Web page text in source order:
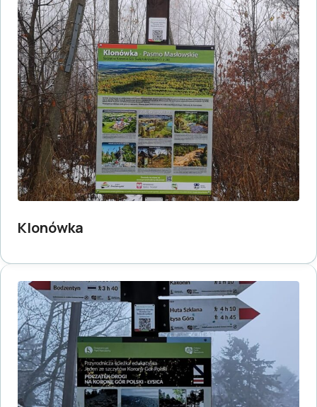
Klonówka